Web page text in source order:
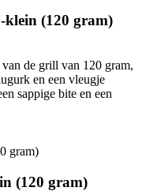
klein (120 gram)
de grill van 120 gram,
en een vleugje
sappige bite en een
(120 gram)